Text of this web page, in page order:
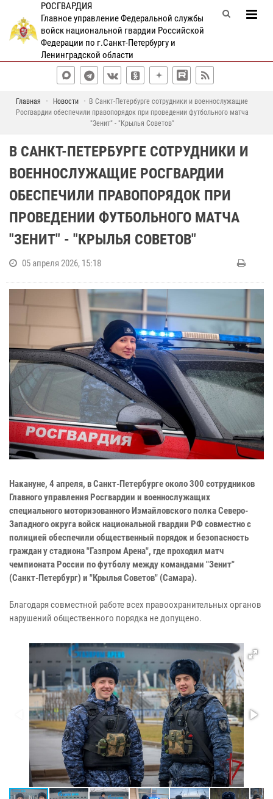
РОСГВАРДИЯ
Главное управление Федеральной службы
войск национальной гвардии Российской
Федерации по г.Санкт-Петербургу и
Ленинградской области
Главная Новости
В Санкт-Петербурге сотрудники и военнослужащие
Росгвардии обеспечили правопорядок при проведении футбольного матча
"Зенит" - "Крылья Советов"
В САНКТ-ПЕТЕРБУРГЕ СОТРУДНИКИ И
ВОЕННОСЛУЖАЩИЕ РОСГВАРДИИ
ОБЕСПЕЧИЛИ ПРАВОПОРЯДОК ПРИ
ПРОВЕДЕНИИ ФУТБОЛЬНОГО МАТЧА
"ЗЕНИТ" - "КРЫЛЬЯ СОВЕТОВ"
05 апреля 2026, 15:18
Накануне, 4 апреля, в Санкт-Петербурге около 300 сотрудников
Главного управления Росгвардии и военнослужащих
специального моторизованного Измайловского полка Северо-
Западного округа войск национальной гвардии РФ совместно с
полицией обеспечили общественный порядок и безопасность
граждан у стадиона "Газпром Арена", где проходил матч
чемпионата России по футболу между командами "Зенит"
(Санкт-Петербург) и "Крылья Советов" (Самара).
Благодаря совместной работе всех правоохранительных органов
нарушений общественного порядка не допущено.